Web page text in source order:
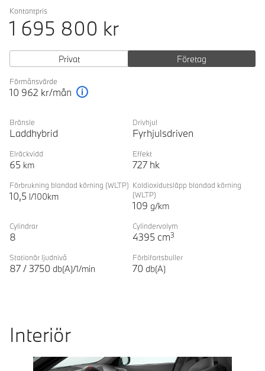
Kontantpris
1 695 800 kr
Privat Företag
Förmånsvärde
10 962 kr/mån
Bränsle
Laddhybrid
Drivhjul
Fyrhjulsdriven
Elräckvidd
65 km
Effekt
727 hk
Förbrukning blandad körning (WLTP)
10,5 l/100km
Koldioxidutsläpp blandad körning
(WLTP)
109 g/km
Cylindrar
8
Cylindervolym
4395 cm3
Stationär ljudnivå
87/ 3750 db(A)/1/min
Förbifartsbuller
70 db(A)
Interiör